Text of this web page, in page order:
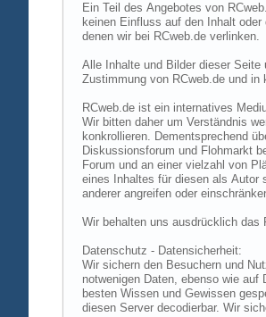
Ein Teil des Angebotes von
keinen Einfluss auf den Inhalt
denen wir bei RCweb.de verlinken.
Alle Inhalte und Bilder dieser
Zustimmung von RCweb.de und
RCweb.de ist ein internatives
Wir bitten daher um Verständnis
konkrollieren. Dementsprechend
Diskussionsforum und Flohmarkt
Forum und an einer vielzahl von
eines Inhaltes für diesen als Autor
anderer angreifen oder
Wir behalten uns ausdrücklich das
Datenschutz - Datensicherheit:
Wir sichern den Besuchern und
notwenigen Daten, ebenso wie
besten Wissen und Gewissen
diesen Server decodierbar. Wir